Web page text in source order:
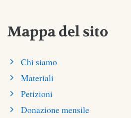
Mappa del sito
Chi siamo
Materiali
Petizioni
Donazione mensile